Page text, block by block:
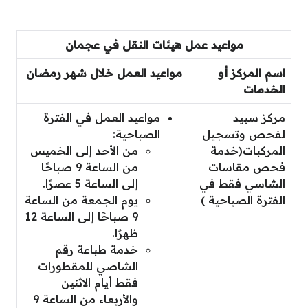
مواعيد عمل هيئات النقل في عجمان
اسم المركز أو
الخدمات
مواعيد العمل خلال شهر رمضان
مركز سبيد
لفحص وتسجيل
المركبات(خدمة
فحص مقاسات
الشاسي فقط في
الفترة الصباحية )
مواعيد العمل في الفترة
الصباحية:
من الأحد إلى الخميس
من الساعة 9 صباحًا
إلى الساعة 5 عصرًا.
يوم الجمعة من الساعة
9 صباحًا إلى الساعة 12
ظهرًا.
خدمة طباعة رقم
الشاصي للمقطورات
فقط أيام الاثنين
والأربعاء من الساعة 9